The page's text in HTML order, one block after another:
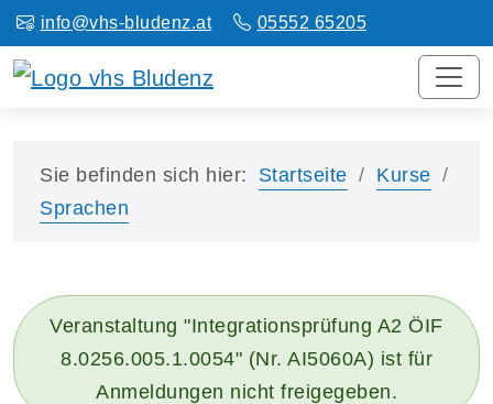
info@vhs-bludenz.at 05552 65205
Sie befinden sich hier: Startseite
Kurse
Sprachen
Veranstaltung "Integrationsprüfung A2 ÖIF
8.0256.005.1.0054" (Nr. AI5060A) ist für
Anmeldungen nicht freigegeben.